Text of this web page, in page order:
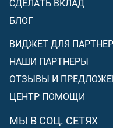
СДЕЛАТЬ ВКЛАД
БЛОГ
ВИДЖЕТ ДЛЯ
НАШИ ПАРТНЕРЫ
ОТЗЫВЫ И
ЦЕНТР ПОМОЩИ
МЫ В СОЦ. СЕТЯХ